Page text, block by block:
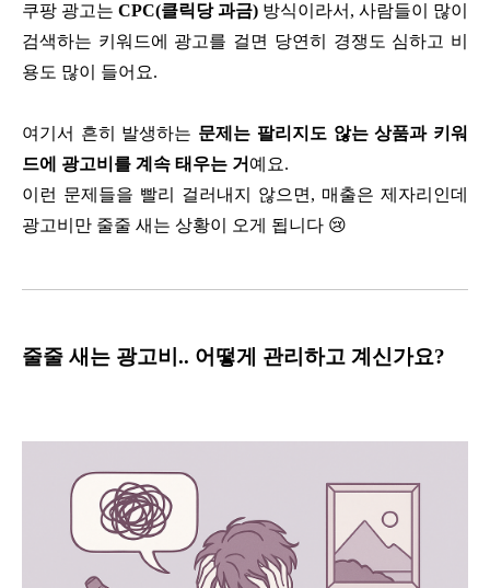
쿠팡 광고는 CPC(클릭당 과금) 방식이라서, 사람들이 많이
검색하는 키워드에 광고를 걸면 당연히 경쟁도 심하고 비
용도 많이 들어요.
여기서 흔히 발생하는 문제는 팔리지도 않는 상품과 키워
드에 광고비를 계속 태우는 거 예요.
이런 문제들을 빨리 걸러내지 않으면, 매출은 제자리인데
광고비만 줄줄 새는 상황이 오게 됩니다 😢
줄줄 새는 광고비.. 어떻게 관리하고 계신가요?